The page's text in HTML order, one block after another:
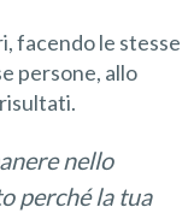
facendo le stesse
persone, allo
nello
perché la tua